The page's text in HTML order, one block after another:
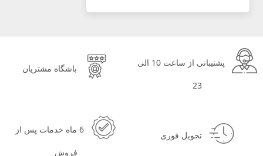
پشتیبانی از ساعت 10 الی
23
باشگاه مشتریان
تحویل فوری
6 ماه خدمات پس از
فروش